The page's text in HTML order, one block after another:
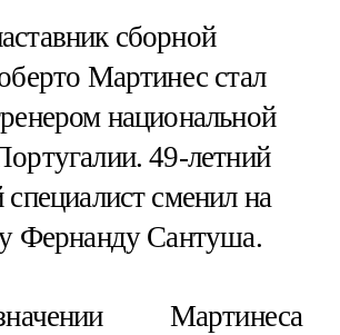
сборной
Мартинес стал
национальной
49-летний
специалист сменил на
Фернанду Сантуша.
Мартинеса